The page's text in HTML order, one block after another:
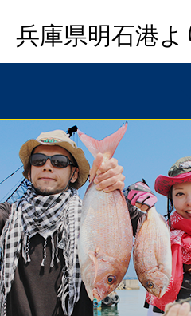
兵庫県明石港よ